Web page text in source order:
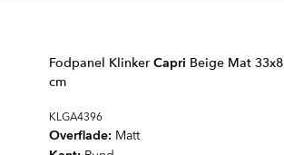
Fodpanel Klinker Capri Beige Mat 33x8
cm
KLGA4396
Overflade: Matt